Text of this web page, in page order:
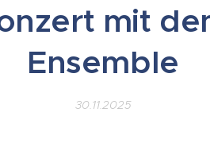
mit
Ensemble
30.11.2025